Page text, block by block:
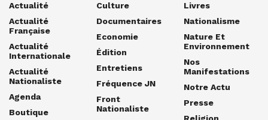
Actualité
Actualité
Française
Actualité
Internationale
Actualité
Nationaliste
Agenda
Boutique
Culture
Documentaires
Economie
Édition
Entretiens
Fréquence JN
Front
Nationaliste
Livres
Nationalisme
Nature Et
Environnement
Nos
Manifestations
Notre Actu
Presse